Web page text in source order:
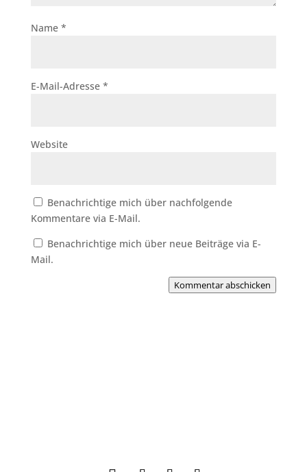
Name *
E-Mail-Adresse *
Website
Benachrichtige mich über nachfolgende
Kommentare via E-Mail.
Benachrichtige mich über neue Beiträge via E-
Mail.
Kommentar abschicken